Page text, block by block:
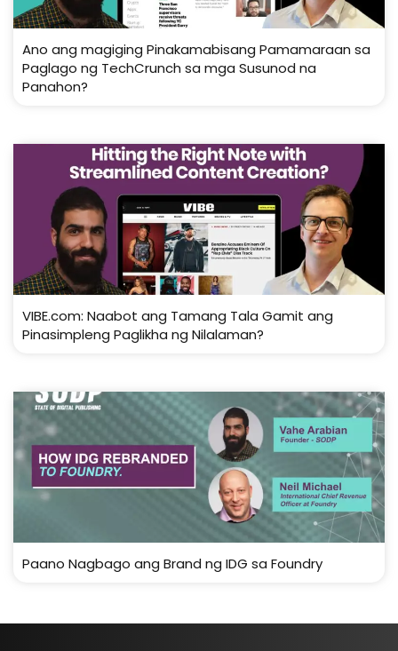
Ano ang magiging Pinakamabisang Pamamaraan sa
Paglago ng TechCrunch sa mga Susunod na
Panahon?
VIBE.com: Naabot ang Tamang Tala Gamit ang
Pinasimpleng Paglikha ng Nilalaman?
Paano Nagbago ang Brand ng IDG sa Foundry